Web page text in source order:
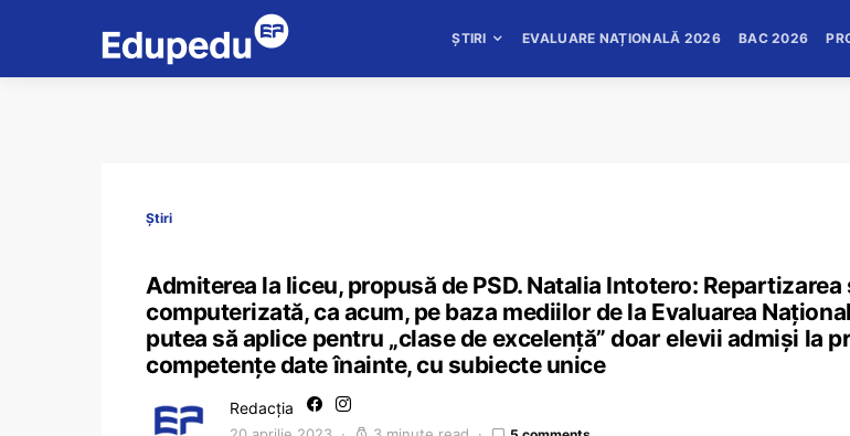
ȘTIRI EVALUARE NAȚIONALĂ 2026 BAC 2026
Știri
Admiterea la liceu, propusă de PSD. Natalia Intotero: Repartizarea
computerizată, ca acum, pe baza mediilor de la Evaluarea
putea să aplice pentru „clase de excelenţă” doar elevii admişi la
competențe date înainte, cu subiecte unice
Redacția